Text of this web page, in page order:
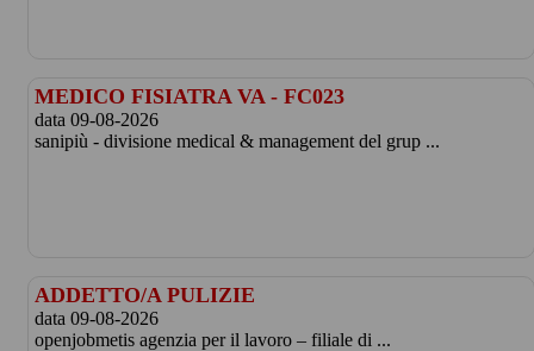
MEDICO FISIATRA VA - FC023
data 09-08-2026
sanipiù - divisione medical & management del grup ...
ADDETTO/A PULIZIE
data 09-08-2026
openjobmetis agenzia per il lavoro – filiale di ...